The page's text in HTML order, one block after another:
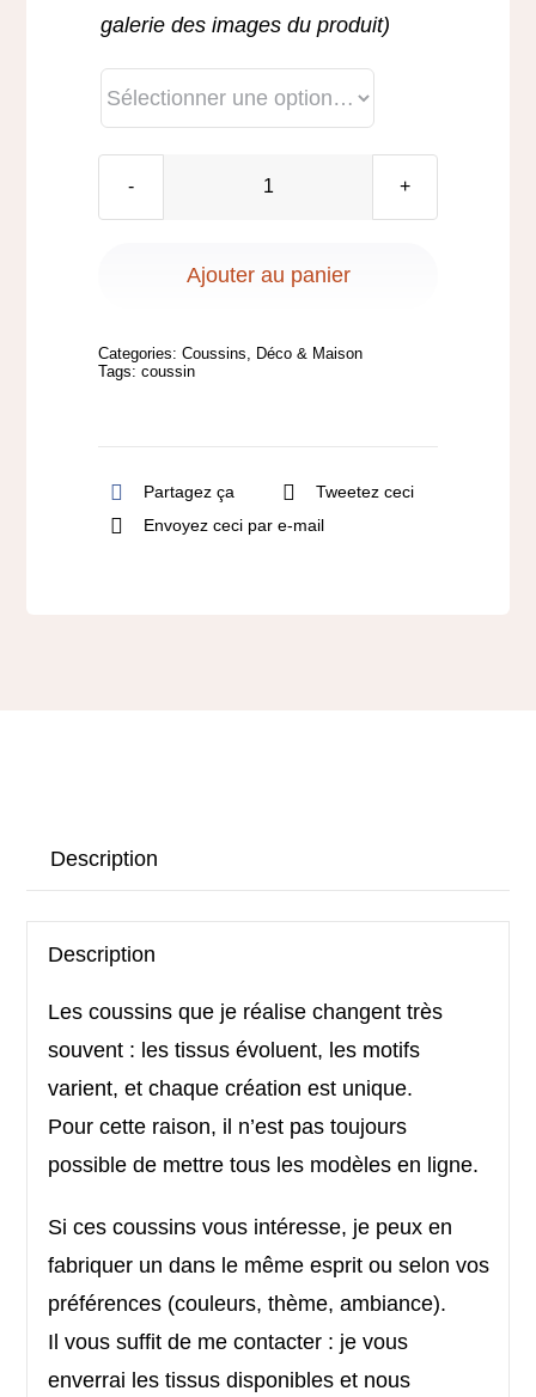
galerie des images du produit)
Coussin
Ajouter au panier
Categories:Coussins
Déco & Maison
Tags:coussin
Partagez ça
Tweetez ceci
Envoyez ceci par e-mail
Description
Description
Les coussins que je réalise changent très
souvent : les tissus évoluent, les motifs
varient, et chaque création est unique.
Pour cette raison, il n’est pas toujours
possible de mettre tous les modèles en ligne.
Si ces coussins vous intéresse, je peux en
fabriquer un dans le même esprit ou selon vos
préférences (couleurs, thème, ambiance).
Il vous suffit de me contacter : je vous
enverrai les tissus disponibles et nous